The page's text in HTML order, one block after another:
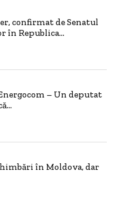
confirmat de Senatul
în Republica...
– Un deputat
în Moldova, dar